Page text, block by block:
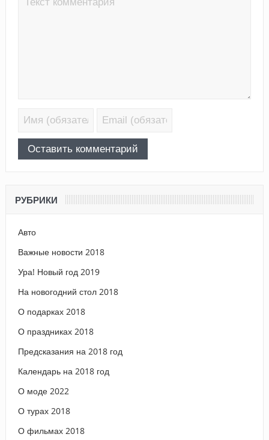
РУБРИКИ
Авто
Важные новости 2018
Ура! Новый год 2019
На новогодний стол 2018
О подарках 2018
О праздниках 2018
Предсказания на 2018 год
Календарь на 2018 год
О моде 2022
О турах 2018
О фильмах 2018